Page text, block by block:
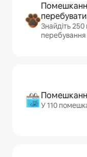
Знайдіть
У 110